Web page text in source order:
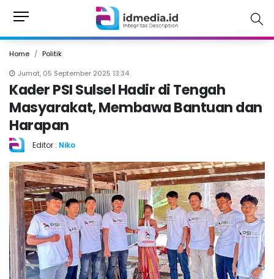
Home
Politik
Jumat, 05 September 2025 13:34
Kader PSI Sulsel Hadir di Tengah
Masyarakat, Membawa Bantuan dan
Harapan
Editor : Niko